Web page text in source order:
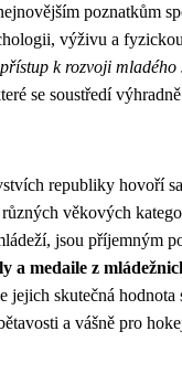
poznatkům
výživu a
k rozvoji mladého
se soustředí
republiky hovoří
věkových
jsou příjemným
a medaile z
jejich skutečná hodnota
a vášně pro